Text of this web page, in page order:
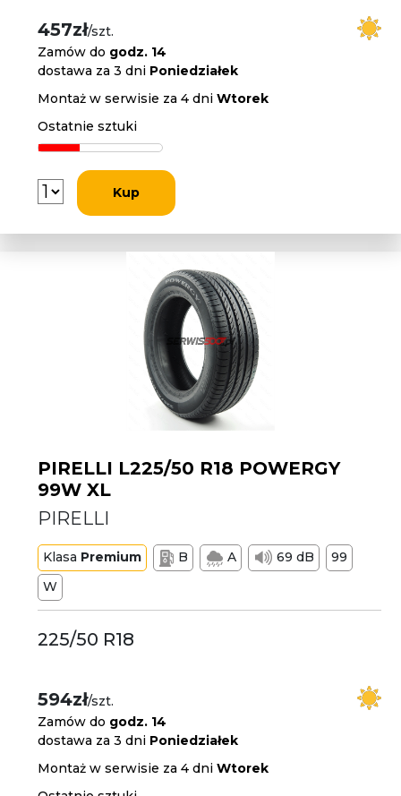
457zł/szt.
Zamów do godz. 14
dostawa za 3 dni Poniedziałek
Montaż w serwisie za 4 dniWtorek
Ostatnie sztuki
Kup
PIRELLI L225/50 R18 POWERGY
99W XL
PIRELLI
Klasa Premium B A 69 dB
99
W
225/50 R18
594zł/szt.
Zamów do godz. 14
dostawa za 3 dni Poniedziałek
Montaż w serwisie za 4 dniWtorek